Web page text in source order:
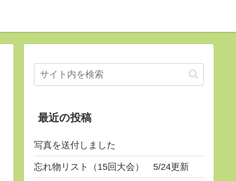
最近の投稿
写真を送付しました
忘れ物リスト（15回大会） 5/24更新